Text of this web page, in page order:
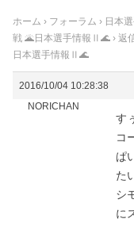
ホーム › フォーラム › 日本
戦 🌋日本選手情報Ⅱ🌊 › 返
日本選手情報Ⅱ🌊
2016/10/04 10:28:38
NORICHAN
す
コ
ぱ
た
シ
に